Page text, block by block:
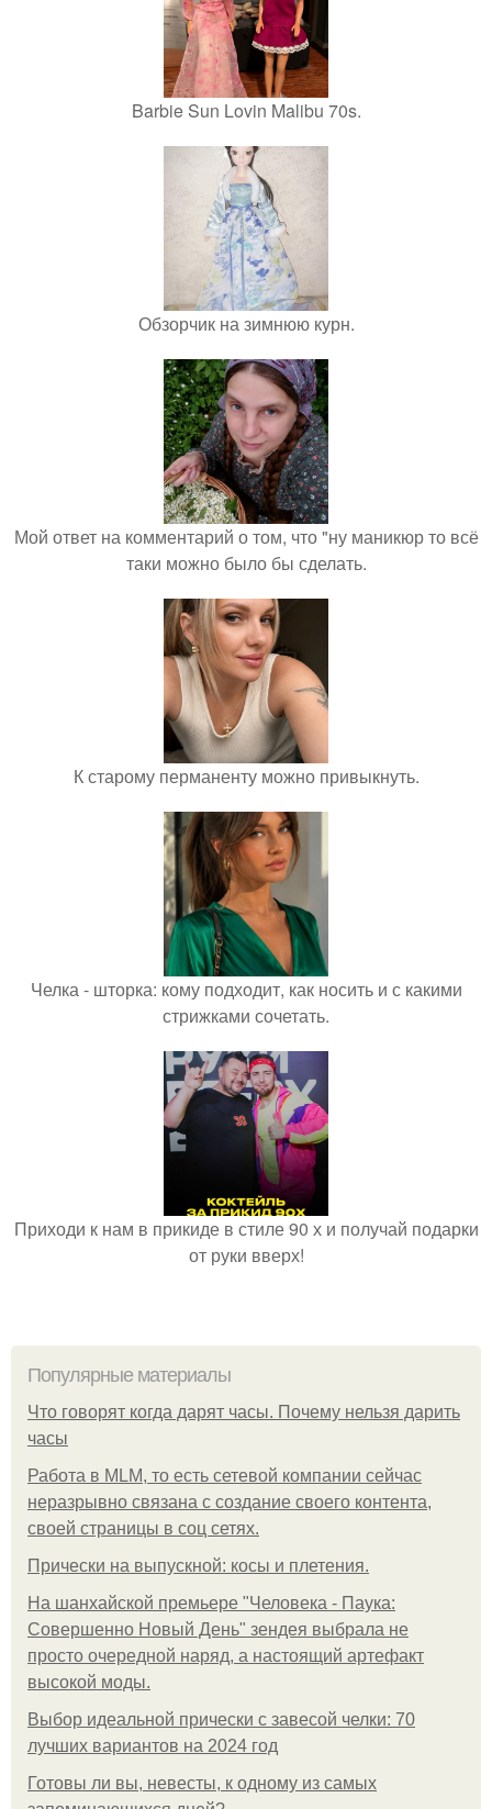
Barbie Sun Lovin Malibu 70s.
Обзорчик на зимнюю курн.
Мой ответ на комментарий о том, что "ну маникюр то всё
таки можно было бы сделать.
К старому перманенту можно привыкнуть.
Челка - шторка: кому подходит, как носить и с какими
стрижками сочетать.
Приходи к нам в прикиде в стиле 90 х и получай подарки
от руки вверх!
Популярные материалы
Что говорят когда дарят часы. Почему нельзя дарить
часы
Работа в MLM, то есть сетевой компании сейчас
неразрывно связана с создание своего контента,
своей страницы в соц сетях.
Прически на выпускной: косы и плетения.
На шанхайской премьере "Человека - Паука:
Совершенно Новый День" зендея выбрала не
просто очередной наряд, а настоящий артефакт
высокой моды.
Выбор идеальной прически с завесой челки: 70
лучших вариантов на 2024 год
Готовы ли вы, невесты, к одному из самых